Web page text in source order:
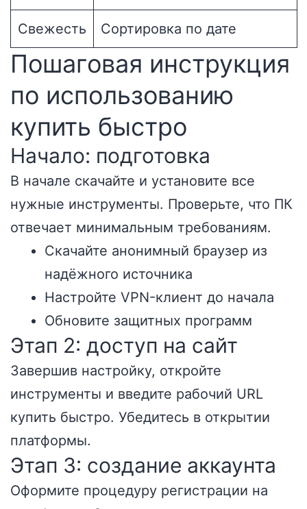
Свежесть Сортировка по дате
Пошаговая инструкция
по использованию
купить быстро
Начало: подготовка
В начале скачайте и установите все
нужные инструменты. Проверьте, что ПК
отвечает минимальным требованиям.
Скачайте анонимный браузер из
надёжного источника
Настройте VPN-клиент до начала
Обновите защитных программ
Этап 2: доступ на сайт
Завершив настройку, откройте
инструменты и введите рабочий URL
купить быстро. Убедитесь в открытии
платформы.
Этап 3: создание аккаунта
Оформите процедуру регистрации на